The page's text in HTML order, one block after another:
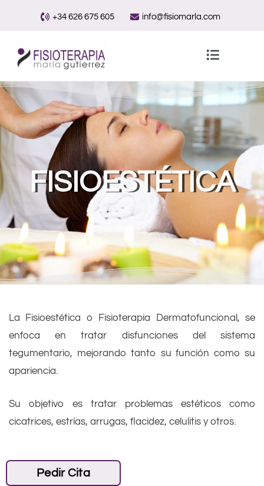
+34 626 675 605 info@fisiomarla.com
FISIOESTÉTICA
La Fisioestética o Fisioterapia Dermatofuncional, se
enfoca en tratar disfunciones del sistema
tegumentario, mejorando tanto su función como su
apariencia.
Su objetivo es tratar problemas estéticos como
cicatrices, estrías, arrugas, flacidez, celulitis y otros.
Pedir Cita